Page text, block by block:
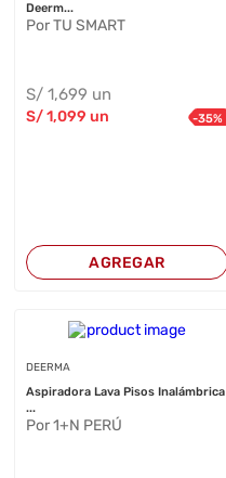
Deerm...
Por TU SMART
S/1,699 un
S/1,099 un -35%
AGREGAR
DEERMA
Aspiradora Lava Pisos Inalámbrica
...
Por 1+N PERÚ